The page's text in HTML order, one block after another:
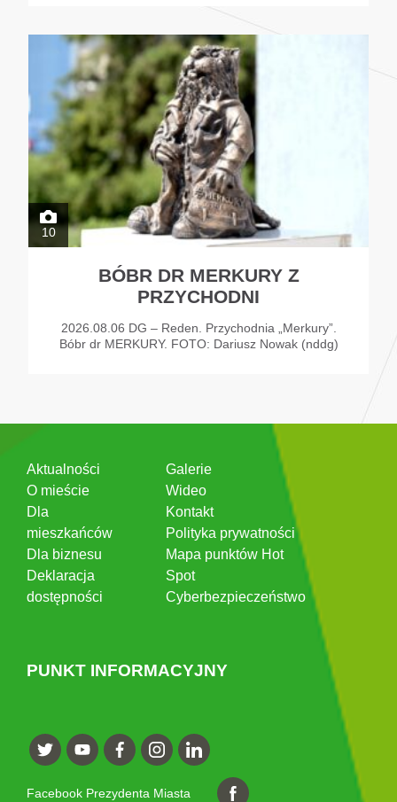
10
BÓBR DR MERKURY Z
PRZYCHODNI
2026.08.06 DG – Reden. Przychodnia „Merkury”.
Bóbr dr MERKURY. FOTO: Dariusz Nowak (nddg)
Aktualności
O mieście
Dla
mieszkańców
Dla biznesu
Deklaracja
dostępności
Galerie
Wideo
Kontakt
Polityka prywatności
Mapa punktów Hot
Spot
Cyberbezpieczeństwo
PUNKT INFORMACYJNY
Facebook Prezydenta Miasta